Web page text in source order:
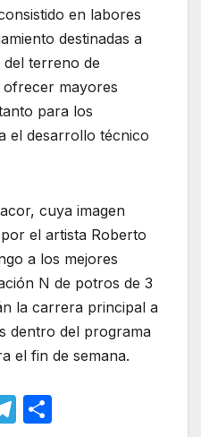
en labores
destinadas a
terreno de
mayores
para los
el desarrollo técnico
cuya imagen
el artista Roberto
a los mejores
N de potros de 3
la carrera principal a
dentro del programa
el fin de semana.
T